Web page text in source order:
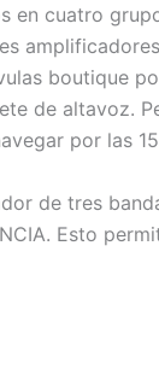
cuatro
boutique
de altavoz.
por las
de tres
Esto